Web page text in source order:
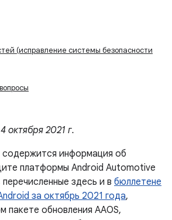
(исправление системы безопасности
октября 2021 г.
информация об
платформы Android Automotive
здесь и в бюллетене
за октябрь 2021 года,
пакете обновления AAOS,